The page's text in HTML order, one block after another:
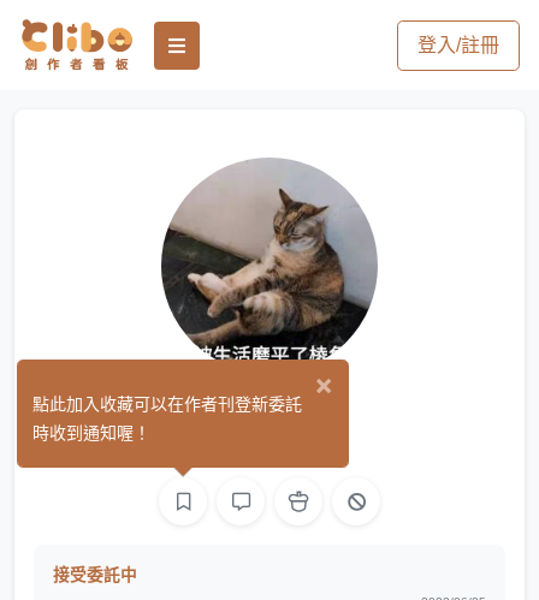
登入/註冊
一只碑
接受委託中
×
點此加入收藏可以在作者刊登新委託
時收到通知喔！